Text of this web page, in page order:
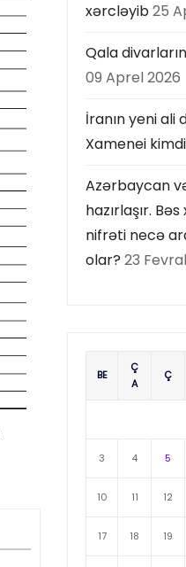
xərcləyib25
Qala
09 Aprel 2026
İranın yeni ali
Xamenei
Azərbaycan
hazırlaşır.
nifrəti necə
olar? 23
BE
Ç
A
Ç
3 4 5
10 11 12
17 18 19